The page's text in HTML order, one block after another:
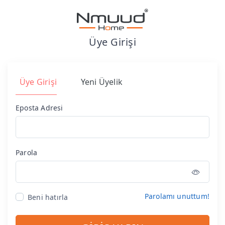
Üye Girişi
Üye Girişi Yeni Üyelik
Eposta Adresi
Parola
Beni hatırla Parolamı unuttum!